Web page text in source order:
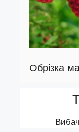
Обрізка